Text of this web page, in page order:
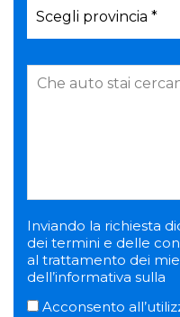
Inviando la richiesta
dei termini e delle
al trattamento dei
dell’informativa sulla
Acconsento